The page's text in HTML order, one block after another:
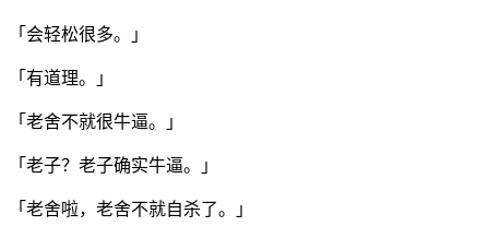
「会轻松很多。」
「有道理。」
「老舍不就很牛逼。」
「老子？老子确实牛逼。」
「老舍啦，老舍不就自杀了。」